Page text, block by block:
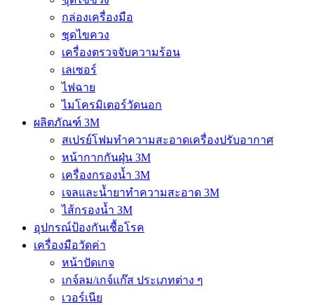
กล่องเครื่องมือ
ชุดไขควง
เครื่องตรวจจับความร้อน
เลเซอร์
ไฟฉาย
ไมโครมิเตอร์วัดนอก
ผลิตภัณฑ์ 3M
สเปรย์โฟมทำความสะอาดเครื่องปรับอากาศ
หน้ากากกันฝุ่น 3M
เครื่องกรองน้ำ 3M
เจลและน้ำยาทำความสะอาด 3M
ไส้กรองน้ำ 3M
อุปกรณ์ป้องกันเชื้อโรค
เครื่องมือวัดค่า
หน้าปัดเกจ
เกจ์ลม/เกจ์แก๊ส ประเภทต่าง ๆ
เวอร์เนีย